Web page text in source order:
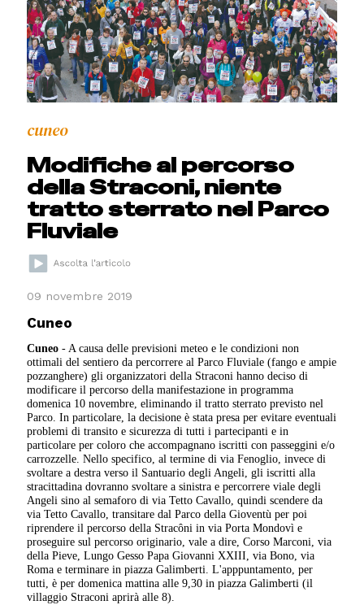
cuneo
Modifiche al percorso
della Straconi, niente
tratto sterrato nel Parco
Fluviale
09 novembre 2019
Cuneo
Cuneo - A causa delle previsioni meteo e le condizioni non
ottimali del sentiero da percorrere al Parco Fluviale (fango e ampie
pozzanghere) gli organizzatori della Straconi hanno deciso di
modificare il percorso della manifestazione in programma
domenica 10 novembre, eliminando il tratto sterrato previsto nel
Parco. In particolare, la decisione è stata presa per evitare eventuali
problemi di transito e sicurezza di tutti i partecipanti e in
particolare per coloro che accompagnano iscritti con passeggini e/o
carrozzelle. Nello specifico, al termine di via Fenoglio, invece di
svoltare a destra verso il Santuario degli Angeli, gli iscritti alla
stracittadina dovranno svoltare a sinistra e percorrere viale degli
Angeli sino al semaforo di via Tetto Cavallo, quindi scendere da
via Tetto Cavallo, transitare dal Parco della Gioventù per poi
riprendere il percorso della Stracȏni in via Porta Mondovì e
proseguire sul percorso originario, vale a dire, Corso Marconi, via
della Pieve, Lungo Gesso Papa Giovanni XXIII, via Bono, via
Roma e terminare in piazza Galimberti. L'apppuntamento, per
tutti, è per domenica mattina alle 9,30 in piazza Galimberti (il
villaggio Straconi aprirà alle 8).